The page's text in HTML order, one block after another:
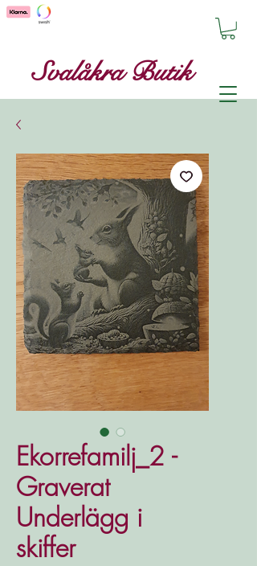
Svalåkra Butik
Ekorrefamilj_2 -
Graverat
Underlägg i
skiffer